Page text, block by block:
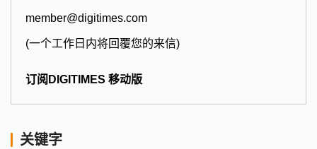
member@digitimes.com
(一个工作日内将回覆您的来信)
订阅DIGITIMES 移动版
关键字